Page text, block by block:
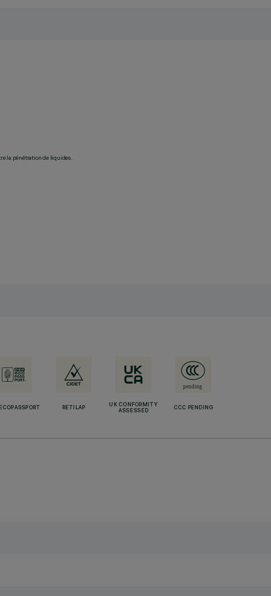
la pénétration de liquides.
RETILAP
UK CONFORMITY
ASSESSED
CCC PENDING